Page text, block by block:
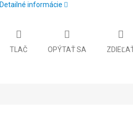
Detailné informácie
TLAČ OPÝTAŤ SA